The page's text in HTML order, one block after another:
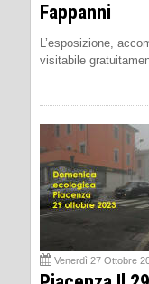
Fappanni
L’esposizione,
visitabile
Venerdì 27 Ottobre